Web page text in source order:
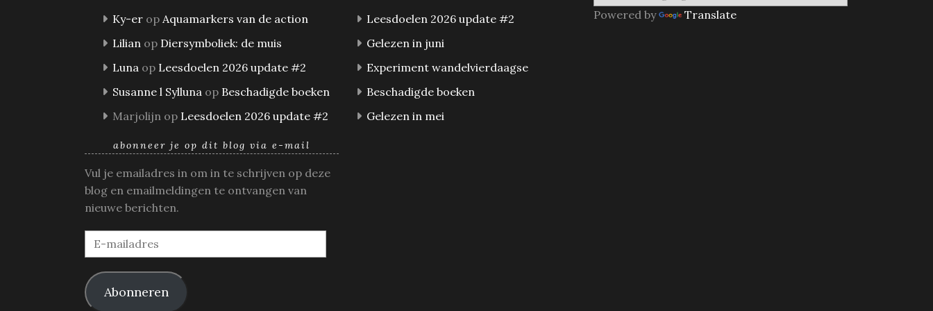
Ky-er op Aquamarkers van de action
Lilian op Diersymboliek: de muis
Luna op Leesdoelen 2026 update #2
Susanne l Sylluna op Beschadigde boeken
Marjolijn op Leesdoelen 2026 update #2
Leesdoelen 2026 update #2
Gelezen in juni
Experiment wandelvierdaagse
Beschadigde boeken
Gelezen in mei
Powered by Translate
abonneer je op dit blog via e-mail
Vul je emailadres in om in te schrijven op deze
blog en emailmeldingen te ontvangen van
nieuwe berichten.
E-
mailadres
Abonneren